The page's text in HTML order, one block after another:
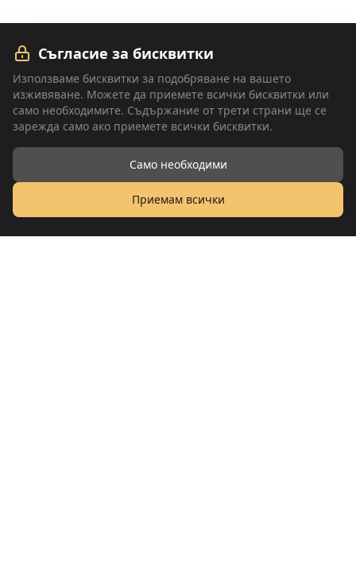
Съгласие за бисквитки
Използваме бисквитки за подобряване на вашето
изживяване. Можете да приемете всички бисквитки или
само необходимите. Съдържание от трети страни ще се
зарежда само ако приемете всички бисквитки.
Само необходими
Приемам всички
АрхитектПфьортнър